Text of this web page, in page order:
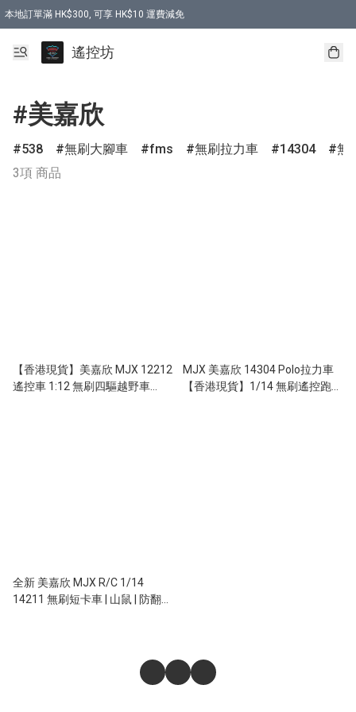
本地訂單滿 HK$300, 可享 HK$10 運費減免
購買 7.6V 6500mah 70C 電池 送 7.6V USB充電器
遙控坊
#美嘉欣
538 無刷大腳車 fms 無刷拉力車 14304
無
3項 商品
【香港現貨】美嘉欣 MJX 12212
遙控車 1:12 無刷四驅越野車
MJX 美嘉欣 14304 Polo拉力車
【香港現貨】1/14 無刷遙控跑車
全新 美嘉欣 MJX R/C 1/14
14211 無刷短卡車 | 山鼠 | 防翻尾